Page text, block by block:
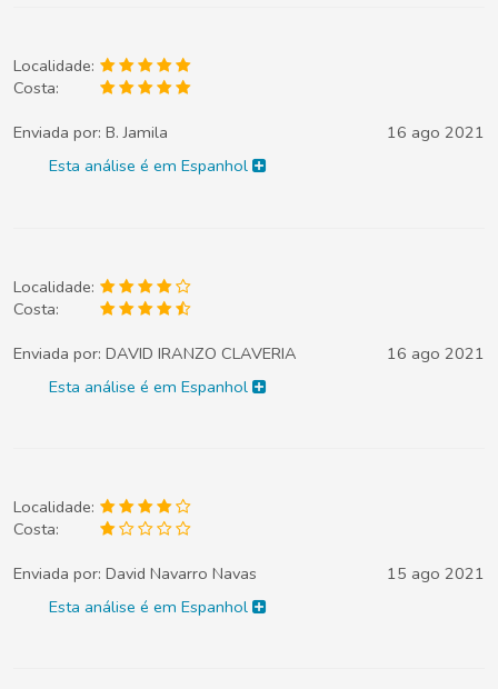
Localidade:
Costa:
Enviada por: B. Jamila
16 ago 2021
Esta análise é em Espanhol
Localidade:
Costa:
Enviada por: DAVID IRANZO CLAVERIA
16 ago 2021
Esta análise é em Espanhol
Localidade:
Costa:
Enviada por: David Navarro Navas
15 ago 2021
Esta análise é em Espanhol